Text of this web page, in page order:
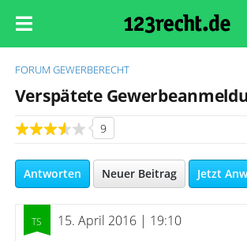
FORUM GEWERBERECHT
Verspätete
9
Antworten Neuer Beitrag Jetzt
15. April 2016 | 19:10